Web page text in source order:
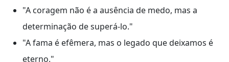
"A coragem não é a ausência de medo, mas a
determinação de superá-lo."
"A fama é efêmera, mas o legado que deixamos é
eterno."